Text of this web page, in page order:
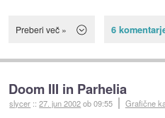
Preberi več » 6
Doom III in Parhelia
slycer ::27. jun 2002ob 09:55 Grafične